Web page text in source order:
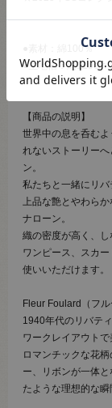
●素材：綿100％
●生地幅：約110cm
【商品の説明】
世界中の息を呑む
れないストーリー
ン。
私たちと一緒にリバ
上品な艶とやわら
ナローン。
織の密度が高く、
ワンピース、スカ
使いいただけます。
Fleur Foulard（フル
1940年代のリバテ
ワークレイアウトで
ロマンチックな花
ー、リボンが一体
たような理想的な瞬